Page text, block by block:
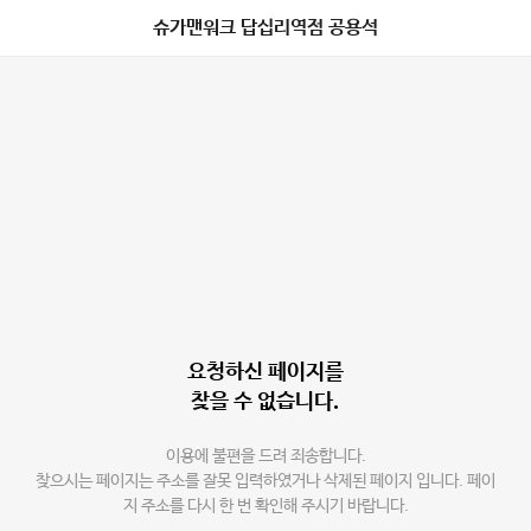
슈가맨워크 답십리역점 공용석
요청하신 페이지를
찾을 수 없습니다.
이용에 불편을 드려 죄송합니다.
찾으시는 페이지는 주소를 잘못 입력하였거나 삭제된 페이지 입니다. 페이
지 주소를 다시 한 번 확인해 주시기 바랍니다.